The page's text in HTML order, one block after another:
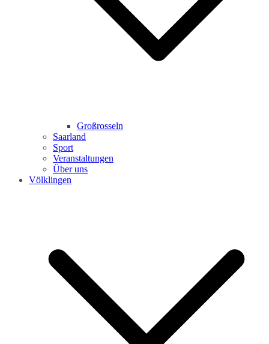
Großrosseln
Saarland
Sport
Veranstaltungen
Über uns
Völklingen